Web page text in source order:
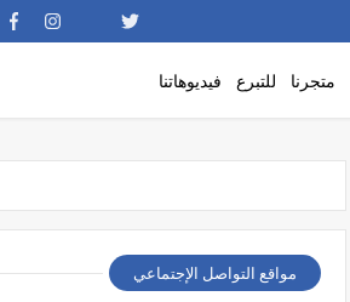
متجرنا للتبرع فيديوهاتنا
مواقع التواصل الإجتماعي